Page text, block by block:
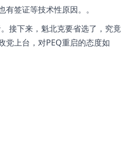
签证等技术性原因。。
接下来，魁北克要省选了，究竟
党上台，对PEQ重启的态度如